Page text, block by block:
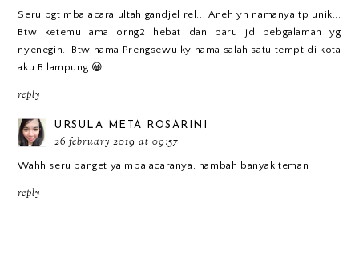
Seru bgt mba acara ultah gandjel rel... Aneh yh namanya tp unik...
Btw ketemu ama orng2 hebat dan baru jd pebgalaman yg
nyenegin.. Btw nama Prengsewu ky nama salah satu tempt di kota
aku B lampung 😀
reply
URSULA META ROSARINI
26 february 2019 at 09:57
Wahh seru banget ya mba acaranya, nambah banyak teman
reply